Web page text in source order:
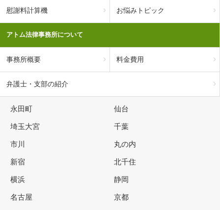
慰謝料計算機 お悩みトピック
アトム法律事務所について
事務所概要 料金費用
弁護士・支部の紹介
永田町 仙台
埼玉大宮 千葉
市川 丸の内
新宿 北千住
横浜 静岡
名古屋 京都